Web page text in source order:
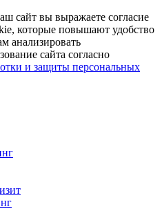
сайт вы выражаете согласие
которые повышают удобство
анализировать
сайта согласно
и защиты персональных